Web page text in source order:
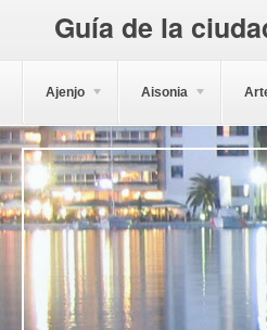
Guía de la
Ajenjo Aisonia